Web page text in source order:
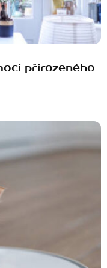
přirozeného